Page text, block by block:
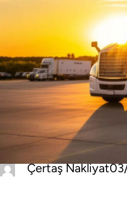
Çertaş Nakliyat